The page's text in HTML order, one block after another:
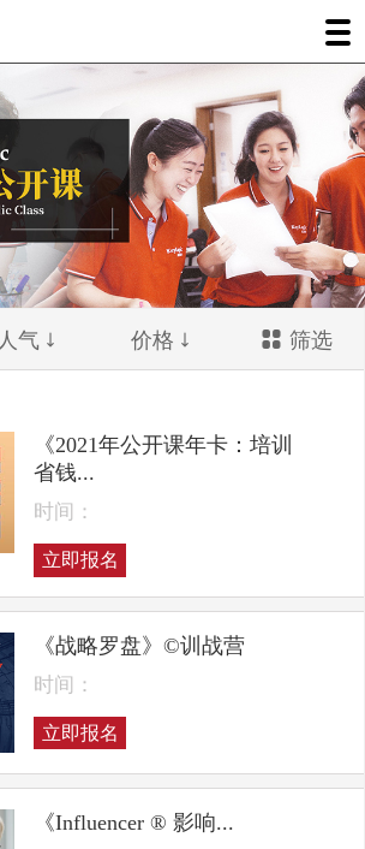
人气 价格 筛选
《2021年公开课年卡：培训
省钱...
时间：
立即报名
《战略罗盘》©训战营
时间：
立即报名
《Influencer ® 影响...